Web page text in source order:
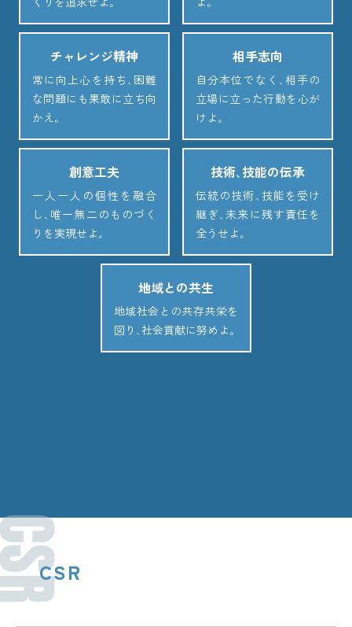
チャレンジ精神
常に向上心を持ち､困難
な問題にも果敢に立ち向
かえ｡
相手志向
自分本位でなく､相手の
立場に立った行動を心が
けよ｡
創意工夫
一人一人の個性を融合
し､唯一無二のものづく
りを実現せよ｡
技術､技能の伝承
伝統の技術､技能を受け
継ぎ､未来に残す責任を
全うせよ｡
地域との共生
地域社会との共存共栄を
図り､社会貢献に努めよ｡
CSR